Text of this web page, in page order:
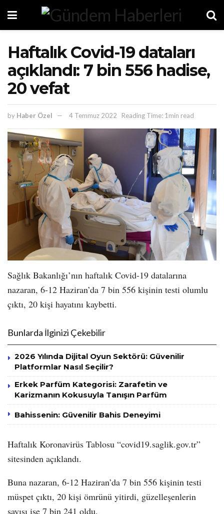
Haftalık Covid-19 dataları
açıklandı: 7 bin 556 hadise,
20 vefat
by Haber Özel 4 Temmuz 2022 Reading Time: 1min read
Sağlık Bakanlığı’nın haftalık Covid-19 datalarına
nazaran, 6-12 Haziran’da 7 bin 556 kişinin testi olumlu
çıktı, 20 kişi hayatını kaybetti.
Bunlarda İlginizi Çekebilir
2026 Yılında Dijital Oyun Sektörü: Güvenilir
Platformlar Nasıl Seçilir?
Erkek Parfüm Kategorisi: Zarafetin ve
Karizmanın Kokusuyla Tanışın Parfüm
Bahissenin: Güvenilir Bahis Deneyimi
Haftalık Koronavirüs Tablosu “covid19.saglik.gov.tr”
sitesinden açıklandı.
Buna nazaran, 6-12 Haziran’da 7 bin 556 kişinin testi
müspet çıktı, 20 kişi ömrünü yitirdi, güzelleşenlerin
sayısı ise 7 bin 241 oldu.